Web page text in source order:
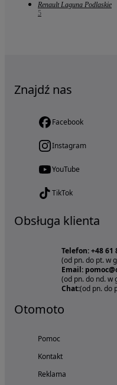
Renault Laguna Podlaskie
5
Znajdź nas
Facebook
Instagram
YouTube
TikTok
Obsługa klienta
Telefon: +48 61
(od pn. do pt. w
Email:
(od pn. do nd. w
Chat:(od pn. do
Otomoto
Pomoc
Kontakt
Reklama